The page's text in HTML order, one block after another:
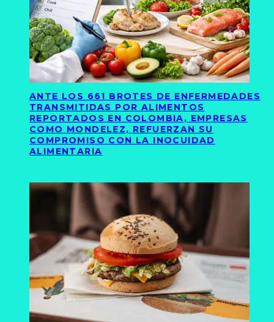
ANTE LOS 661 BROTES DE ENFERMEDADES
TRANSMITIDAS POR ALIMENTOS
REPORTADOS EN COLOMBIA, EMPRESAS
COMO MONDELEZ, REFUERZAN SU
COMPROMISO CON LA INOCUIDAD
ALIMENTARIA